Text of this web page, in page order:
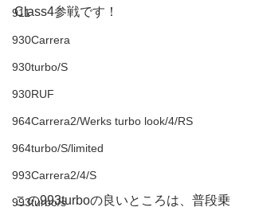
911
930Carrera
930turbo/S
930RUF
964Carrera2/Werks turbo look/4/RS
964turbo/S/limited
993Carrera2/4/S
993turbo/s
Class4参戦です！
この993turboの良いところは、普段乗